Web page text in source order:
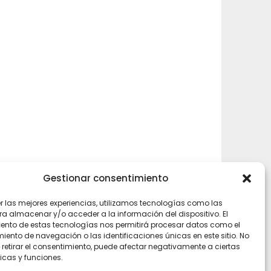
Gestionar consentimiento
las mejores experiencias, utilizamos tecnologías como las
almacenar y/o acceder a la información del dispositivo. El
de estas tecnologías nos permitirá procesar datos como el
de navegación o las identificaciones únicas en este sitio. No
el consentimiento, puede afectar negativamente a ciertas
y funciones.